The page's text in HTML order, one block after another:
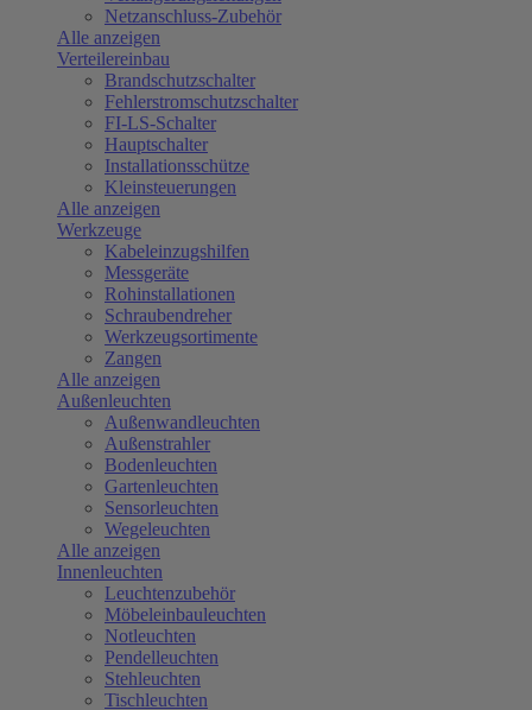
Netzanschluss-Zubehör
Alle anzeigen
Verteilereinbau
Brandschutzschalter
Fehlerstromschutzschalter
FI-LS-Schalter
Hauptschalter
Installationsschütze
Kleinsteuerungen
Alle anzeigen
Werkzeuge
Kabeleinzugshilfen
Messgeräte
Rohinstallationen
Schraubendreher
Werkzeugsortimente
Zangen
Alle anzeigen
Außenleuchten
Außenwandleuchten
Außenstrahler
Bodenleuchten
Gartenleuchten
Sensorleuchten
Wegeleuchten
Alle anzeigen
Innenleuchten
Leuchtenzubehör
Möbeleinbauleuchten
Notleuchten
Pendelleuchten
Stehleuchten
Tischleuchten